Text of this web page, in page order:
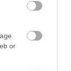
or